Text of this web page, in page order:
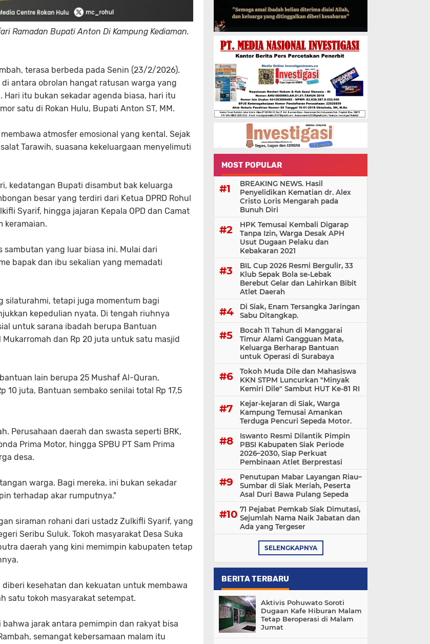
Ramadan Bupati Anton Di Kampung Kediaman.
terasa berbeda pada Senin (23/2/2026).
antara obrolan hangat ratusan warga yang
itu bukan sekadar agenda biasa, hari itu
satu di Rokan Hulu, Bupati Anton ST, MM.
atmosfer emosional yang kental. Sejak
Tarawih, suasana kekeluargaan menyelimuti
kedatangan Bupati disambut bak keluarga
besar yang terdiri dari Ketua DPRD Rohul
Syarif, hingga jajaran Kepala OPD dan Camat
keramaian.
yang luar biasa ini. Mulai dari
bapak dan ibu sekalian yang memadati
silaturahmi, tetapi juga momentum bagi
kepedulian nyata. Di tengah riuhnya
untuk sarana ibadah berupa ​Bantuan
dan Rp 20 juta untuk satu masjid
lain berupa 25 Mushaf Al-Quran,
10 juta, Bantuan sembako senilai total Rp 17,5
Perusahaan daerah dan swasta seperti BRK,
Prima Motor, hingga SPBU PT Sam Prima
desa.
warga. Bagi mereka, ini bukan sekadar
terhadap akar rumputnya."
siraman rohani dari ustadz Zulkifli Syarif, yang
Seribu Suluk. Tokoh masyarakat Desa Suka
daerah yang kini memimpin kabupaten tetap
kesehatan dan kekuatan untuk membawa
satu tokoh masyarakat setempat.
jarak antara pemimpin dan rakyat bisa
semangat kebersamaan malam itu
MOST POPULAR
BREAKING NEWS. Hasil
Penyelidikan Kematian dr. Alex
Cristo Loris Mengarah pada
Bunuh Diri
HPK Temusai Kembali Digarap
Tanpa Izin, Warga Desak APH
Usut Dugaan Pelaku dan
Kebakaran 2021
BIL Cup 2026 Resmi Bergulir, 33
Klub Sepak Bola se-Lebak
Berebut Gelar dan Lahirkan Bibit
Atlet Daerah
Di Siak, Enam Tersangka Jaringan
Sabu Ditangkap.
Bocah 11 Tahun di Manggarai
Timur Alami Gangguan Mata,
Keluarga Berharap Bantuan
untuk Operasi di Surabaya
Tokoh Muda Dile dan Mahasiswa
KKN STPM Luncurkan "Minyak
Kemiri Dile" Sambut HUT Ke-81 RI
Kejar-kejaran di Siak, Warga
Kampung Temusai Amankan
Terduga Pencuri Sepeda Motor.
Iswanto Resmi Dilantik Pimpin
PBSI Kabupaten Siak Periode
2026–2030, Siap Perkuat
Pembinaan Atlet Berprestasi
Penutupan Mabar Layangan Riau–
Sumbar di Siak Meriah, Peserta
Asal Duri Bawa Pulang Sepeda
71 Pejabat Pemkab Siak Dimutasi,
Sejumlah Nama Naik Jabatan dan
Ada yang Tergeser
SELENGKAPNYA
BERITA TERBARU
Aktivis Pohuwato Soroti
Dugaan Kafe Hiburan Malam
Tetap Beroperasi di Malam
Jumat